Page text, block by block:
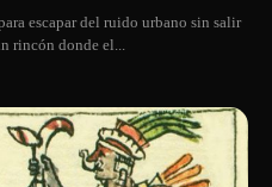
escapar del ruido urbano sin salir
rincón donde el...